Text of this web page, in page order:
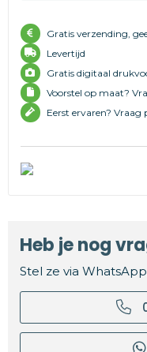
Gratis verzending,
Levertijd
Gratis digitaal
Voorstel op maat?
Eerst ervaren?
Heb je nog
Stel ze via